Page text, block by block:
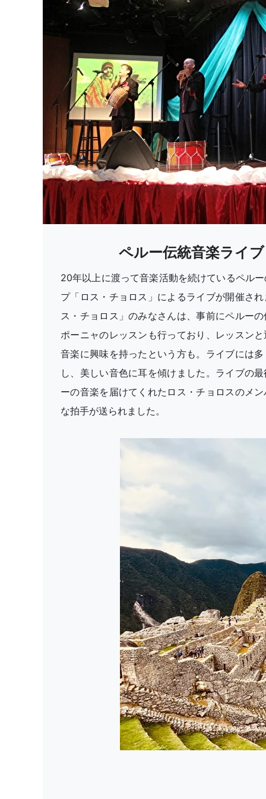
ペルー伝統音楽ライブ
20年以上に渡って音楽活動を続けているペル
プ「ロス・チョロス」によるライブが開催さ
ス・チョロス」のみなさんは、事前にペルー
ポーニャのレッスンも行っており、レッスン
音楽に興味を持ったという方も。ライブには
し、美しい音色に耳を傾けました。ライブの
ーの音楽を届けてくれたロス・チョロスのメ
な拍手が送られました。